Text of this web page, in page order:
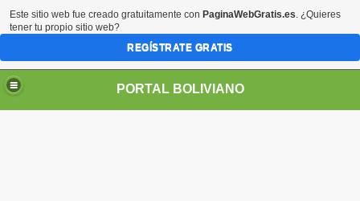
PORTAL BOLIVIANO
Este sitio web fue creado gratuitamente con PaginaWebGratis.es. ¿Quieres
tener tu propio sitio web?
REGÍSTRATE GRATIS